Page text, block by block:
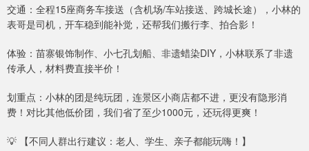
交通：全程15座商务车接送（含机场/车站接送、跨城长途），小林的
表哥是司机，开车稳到能补觉，还帮我们搬行李、拍合影！
体验：苗寨银饰制作、小七孔划船、非遗蜡染DIY，小林联系了非遗
传承人，材料费直接半价！
划重点：小林的团是纯玩团，连景区小商店都不进，更没有隐形消
费！对比其他低价团，我们省了至少1000元，还玩得更爽！
💡 【不同人群出行建议：老人、学生、亲子都能玩嗨！】